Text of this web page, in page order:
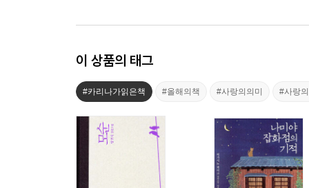
이 상품의 태그
#카리나가읽은책 #올해의책 #사랑의의미 #사랑